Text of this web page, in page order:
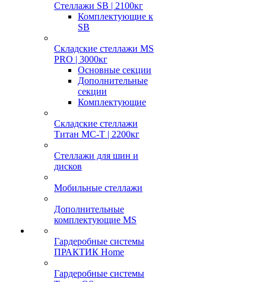
Стеллажи SB | 2100кг
Комплектующие к
SB
Складские стеллажи MS
PRO | 3000кг
Основные секции
Дополнительные
секции
Комплектующие
Складские стеллажи
Титан МС-Т | 2200кг
Стеллажи для шин и
дисков
Мобильные стеллажи
Дополнительные
комплектующие MS
Гардеробные системы
ПРАКТИК Home
Гардеробные системы